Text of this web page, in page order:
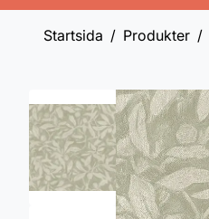
Startsida Produkter